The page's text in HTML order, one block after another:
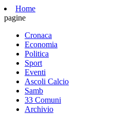
Home
pagine
Cronaca
Economia
Politica
Sport
Eventi
Ascoli Calcio
Samb
33 Comuni
Archivio